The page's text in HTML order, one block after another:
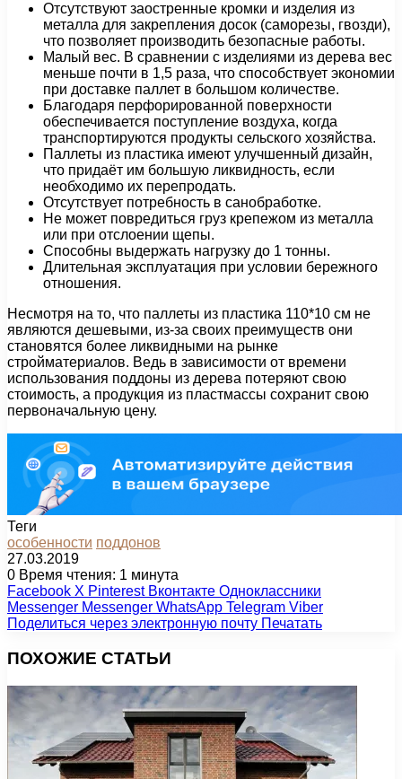
Отсутствуют заостренные кромки и изделия из
металла для закрепления досок (саморезы, гвозди),
что позволяет производить безопасные работы.
Малый вес. В сравнении с изделиями из дерева вес
меньше почти в 1,5 раза, что способствует экономии
при доставке паллет в большом количестве.
Благодаря перфорированной поверхности
обеспечивается поступление воздуха, когда
транспортируются продукты сельского хозяйства.
Паллеты из пластика имеют улучшенный дизайн,
что придаёт им большую ликвидность, если
необходимо их перепродать.
Отсутствует потребность в санобработке.
Не может повредиться груз крепежом из металла
или при отслоении щепы.
Способны выдержать нагрузку до 1 тонны.
Длительная эксплуатация при условии бережного
отношения.
Несмотря на то, что паллеты из пластика 110*10 см не
являются дешевыми, из-за своих преимуществ они
становятся более ликвидными на рынке
стройматериалов. Ведь в зависимости от времени
использования поддоны из дерева потеряют свою
стоимость, а продукция из пластмассы сохранит свою
первоначальную цену.
Теги
особенности поддонов
27.03.2019
0 Время чтения: 1 минута
Facebook X Pinterest Вконтакте Одноклассники
Messenger Messenger WhatsApp Telegram Viber
Поделиться через электронную почту Печатать
ПОХОЖИЕ СТАТЬИ